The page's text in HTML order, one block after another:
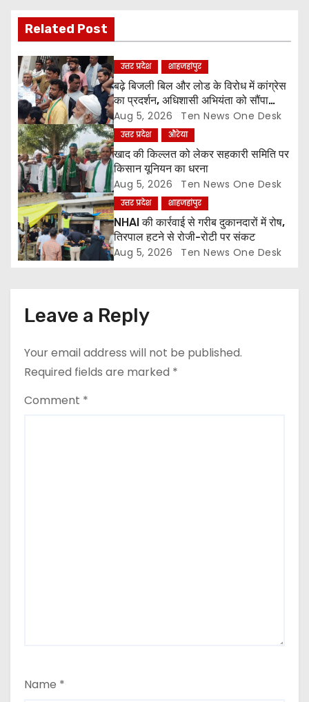
i
g
a
t
i
o
n
Related Post
उत्तर प्रदेश शाहजहांपुर
बढ़े बिजली बिल और लोड के विरोध में कांग्रेस
का प्रदर्शन, अधिशासी अभियंता को सौंपा
ज्ञापन
Aug 5, 2026 Ten News One Desk
उत्तर प्रदेश औरेया
खाद की किल्लत को लेकर सहकारी समिति पर
किसान यूनियन का धरना
Aug 5, 2026 Ten News One Desk
उत्तर प्रदेश शाहजहांपुर
NHAI की कार्रवाई से गरीब दुकानदारों में रोष,
तिरपाल हटने से रोजी-रोटी पर संकट
Aug 5, 2026 Ten News One Desk
Leave a Reply
Your email address will not be published.
Required fields are marked *
Comment *
Name *